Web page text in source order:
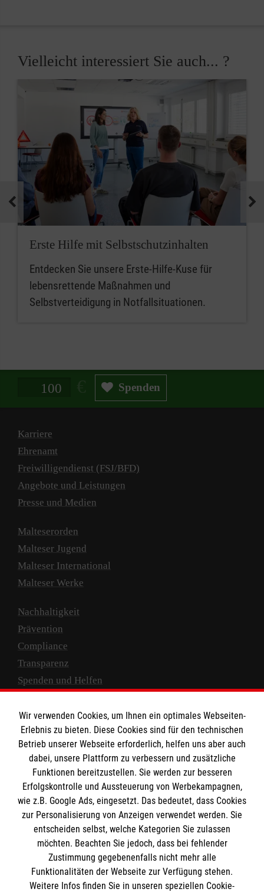
Vielleicht interessiert Sie auch... ?
Erste Hilfe mit Selbstschutzinhalten
Entdecken Sie unsere Erste-Hilfe-Kuse für
lebensrettende Maßnahmen und
Selbstverteidigung in Notfallsituationen.
Spendenbetrag in Euro Spenden
Karriere
Ehrenamt
Freiwilligendienst (FSJ/BFD)
Angebote und Leistungen
Presse und Medien
Malteserorden
Malteser Jugend
Malteser International
Malteser Werke
Nachhaltigkeit
Prävention
Compliance
Transparenz
Spenden und Helfen
Empfänger: Malteser Hilfsdienst e.V.
IBAN: DE10 3706 0120 1201 2000 12
BIC: GENODED 1PA7
Wir verwenden Cookies, um Ihnen ein optimales Webseiten-
Erlebnis zu bieten. Diese Cookies sind für den technischen
Betrieb unserer Webseite erforderlich, helfen uns aber auch
dabei, unsere Plattform zu verbessern und zusätzliche
Funktionen bereitzustellen. Sie werden zur besseren
Erfolgskontrolle und Aussteuerung von Werbekampagnen,
wie z.B. Google Ads, eingesetzt. Das bedeutet, dass Cookies
zur Personalisierung von Anzeigen verwendet werden. Sie
entscheiden selbst, welche Kategorien Sie zulassen
möchten. Beachten Sie jedoch, dass bei fehlender
Zustimmung gegebenenfalls nicht mehr alle
Funktionalitäten der Webseite zur Verfügung stehen.
Weitere Infos finden Sie in unseren speziellen Cookie-